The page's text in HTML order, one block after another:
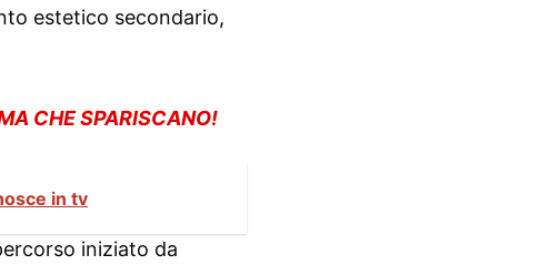
estetico secondario,
CHE SPARISCANO!
in tv
iniziato da